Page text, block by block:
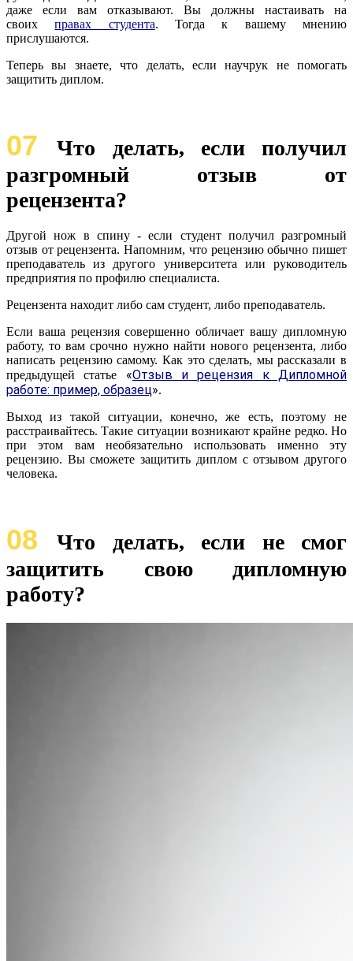
даже если вам отказывают. Вы должны настаивать на
своихправах студента. Тогда к вашему мнению
прислушаются.
Теперь вы знаете, что делать, если научрук не помогать
защитить диплом.
07Что делать, если получил
разгромный отзыв от
рецензента?
Другой нож в спину - если студент получил разгромный
отзыв от рецензента. Напомним, что рецензию обычно пишет
преподаватель из другого университета или руководитель
предприятия по профилю специалиста.
Рецензента находит либо сам студент, либо преподаватель.
Если ваша рецензия совершенно обличает вашу дипломную
работу, то вам срочно нужно найти нового рецензента, либо
написать рецензию самому. Как это сделать, мы рассказали в
предыдущей статье «Отзыв и рецензия к Дипломной
работе: пример, образец».
Выход из такой ситуации, конечно, же есть, поэтому не
расстраивайтесь. Такие ситуации возникают крайне редко. Но
при этом вам необязательно использовать именно эту
рецензию. Вы сможете защитить диплом с отзывом другого
человека.
08Что делать, если не смог
защитить свою дипломную
работу?